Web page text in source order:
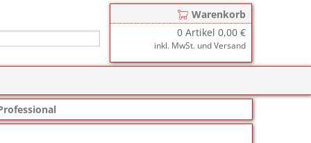
Warenkorb
0Artikel 0,00 €
inkl. MwSt. und Versand
für COLOP Printer